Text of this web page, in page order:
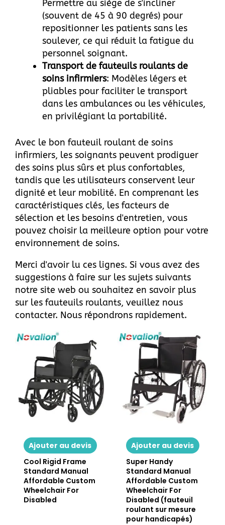
Permettre au siège de s'incliner
(souvent de 45 à 90 degrés) pour
repositionner les patients sans les
soulever, ce qui réduit la fatigue du
personnel soignant.
Transport de fauteuils roulants de
soins infirmiers: Modèles légers et
pliables pour faciliter le transport
dans les ambulances ou les véhicules,
en privilégiant la portabilité.
Avec le bon fauteuil roulant de soins
infirmiers, les soignants peuvent prodiguer
des soins plus sûrs et plus confortables,
tandis que les utilisateurs conservent leur
dignité et leur mobilité. En comprenant les
caractéristiques clés, les facteurs de
sélection et les besoins d'entretien, vous
pouvez choisir la meilleure option pour votre
environnement de soins.
Merci d'avoir lu ces lignes. Si vous avez des
suggestions à faire sur les sujets suivants
notre site web ou souhaitez en savoir plus
sur les fauteuils roulants, veuillez nous
contacter. Nous répondrons rapidement.
Ajouter au devis
Cool Rigid Frame
Standard Manual
Affordable Custom
Wheelchair For
Disabled
Ajouter au devis
Super Handy
Standard Manual
Affordable Custom
Wheelchair For
Disabled (fauteuil
roulant sur mesure
pour handicapés)